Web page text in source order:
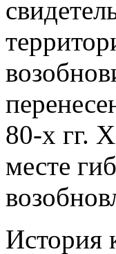
80-х гг.
месте
История